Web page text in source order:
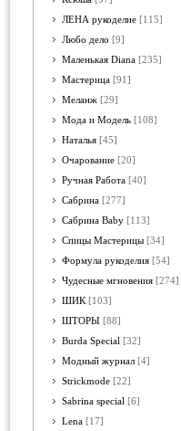
ЛЕНА рукоделие [115]
Любо дело [9]
Маленькая Diana [235]
Мастерица [91]
Меланж [29]
Мода и Модель [108]
Наталья [45]
Очарование [20]
Ручная Работа [40]
Сабрина [277]
Сабрина Baby [113]
Спицы Мастерицы [34]
Формула рукоделия [54]
Чудесные мгновения [274]
ШИК [103]
ШТОРЫ [88]
Burda Special [32]
Модный журнал [4]
Strickmode [22]
Sabrina special [6]
Lena [17]